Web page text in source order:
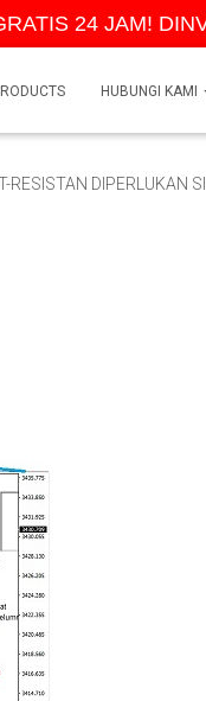
24 JAM!
HUBUNGI KAMI
DIPERLUKAN